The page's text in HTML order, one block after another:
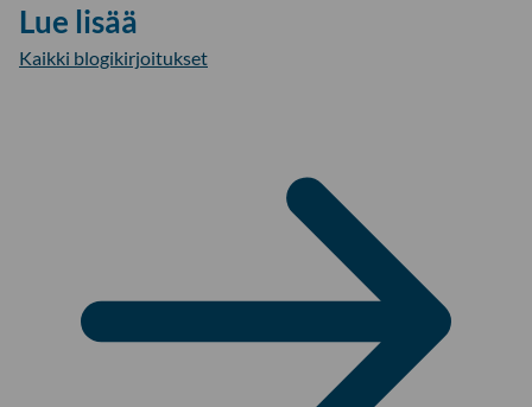
Lue lisää
Kaikki blogikirjoitukset